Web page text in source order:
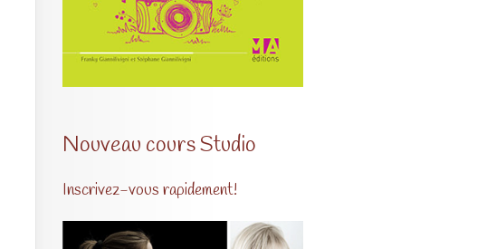
Nouveau cours Studio
Inscrivez-vous rapidement!